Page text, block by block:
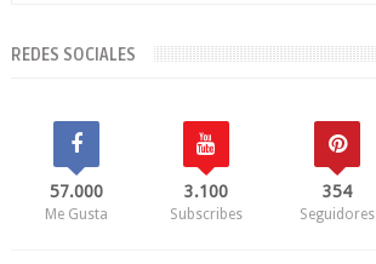
REDES SOCIALES
57.000
Me Gusta
3.100
Subscribes
354
Seguidores